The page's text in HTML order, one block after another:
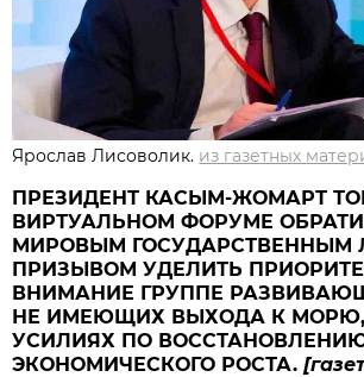
Ярослав Лисоволик. из газетных
ПРЕЗИДЕНТ КАСЫМ-ЖОМАРТ
ВИРТУАЛЬНОМ ФОРУМЕ
МИРОВЫМ ГОСУДАРСТВЕННЫМ
ПРИЗЫВОМ УДЕЛИТЬ
ВНИМАНИЕ ГРУППЕ
НЕ ИМЕЮЩИХ ВЫХОДА К
УСИЛИЯХ ПО
ЭКОНОМИЧЕСКОГО РОСТА.